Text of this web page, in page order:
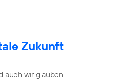
Zukunft
auch wir glauben